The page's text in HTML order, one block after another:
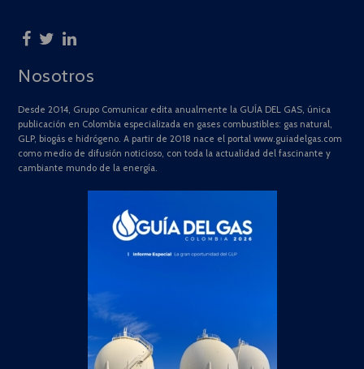
Nosotros
Desde 2014, Grupo Comunicar edita anualmente la GUÍA DEL GAS, única
publicación en Colombia especializada en gases combustibles: gas natural,
GLP, biogás e hidrógeno. A partir de 2018 nace el portal www.guiadelgas.com
como medio de difusión noticioso, con toda la actualidad del fascinante y
cambiante mundo de la energía.